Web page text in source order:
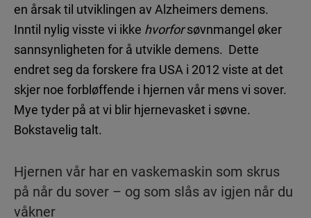
en årsak til utviklingen av Alzheimers demens.
Inntil nylig visste vi ikke hvorforsøvnmangel øker
sannsynligheten for å utvikle demens. Dette
endret seg da forskere fra USA i 2012 viste at det
skjer noe forbløffende i hjernen vår mens vi sover.
Mye tyder på at vi blir hjernevasket i søvne.
Bokstavelig talt.
Hjernen vår har en vaskemaskin som skrus
på når du sover – og som slås av igjen når du
våkner